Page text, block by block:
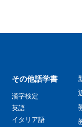
その他語学書
漢字検定
英語
イタリア語